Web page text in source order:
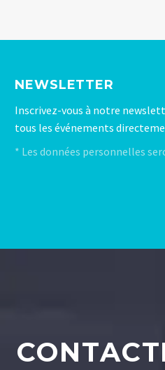
NEWSLETTER
Inscrivez-vous à notre
tous les événements
* Les données personnelles